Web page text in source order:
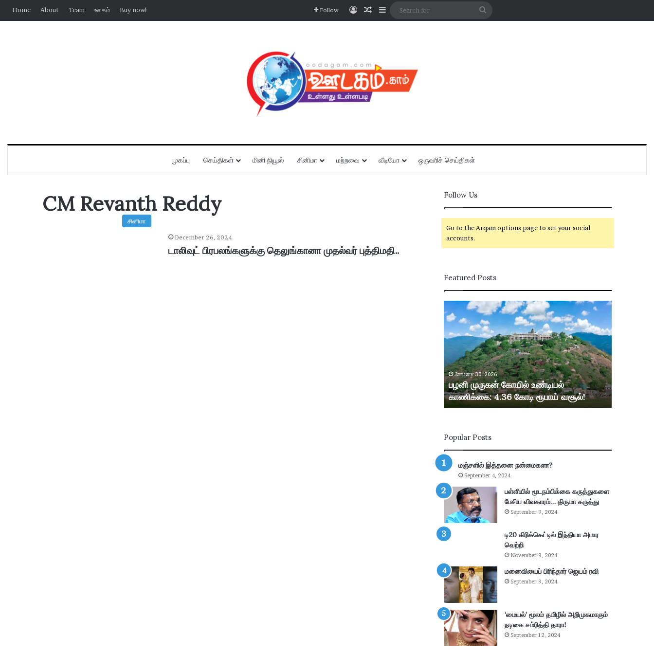
Home About Team உலகம் Buy now! Follow Log InRandom Article
Sidebar
முகப்பு செய்திகள் மினி நியூஸ் சினிமா மற்றவை வீடியோ ஒருவரிச் செய்திகள்
CM Revanth Reddy
சினிமா
December 26, 2024
டாலிவுட் பிரபலங்களுக்கு தெலுங்கானா முதல்வர் புத்திமதி..
Follow Us
Go to the Arqam options page to set your social
accounts.
Featured Posts
ழ
மு
ன்
கோ
யி
ல்
உ
ய
ல்
கா
ணி
கை
:
.
3
6
ரூ
பா
ய்
வ
சூ
ல்
!
January 30, 2026
பழனி முருகன் கோயில் உண்டியல்
காணிக்கை: 4.36 கோடி ரூபாய் வசூல்!
Popular Posts
மஞ்சளில் இத்தனை நன்மைகளா?
September 4, 2024
பள்ளியில் மூடநம்பிக்கை கருத்துகளை
பேசிய விவகாரம்… திருமா கருத்து
September 9, 2024
டி20 கிரிக்கெட்டில் இந்தியா அபார
வெற்றி
November 9, 2024
மனைவியைப் பிரிந்தார் ஜெயம் ரவி
September 9, 2024
‘மையல்’ மூலம் தமிழில் அறிமுகமாகும்
நடிகை சம்ரித்தி தாரா!
September 12, 2024